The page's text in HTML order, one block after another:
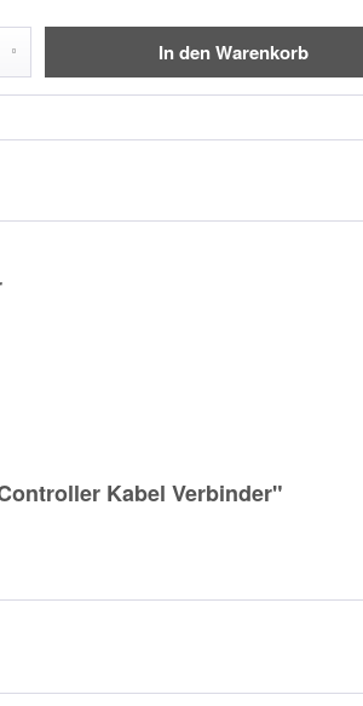
In denWarenkorb
Kabel Verbinder"